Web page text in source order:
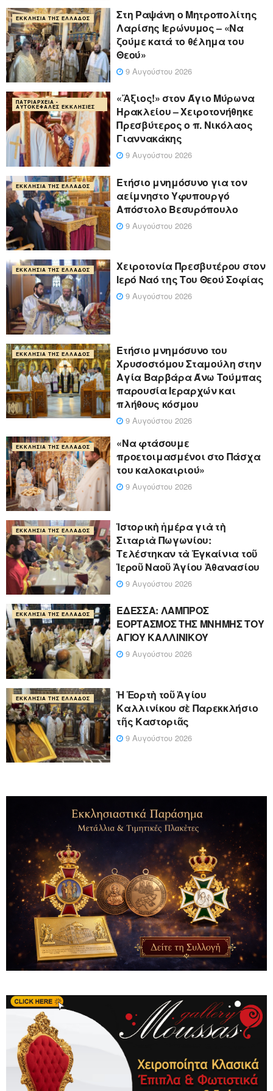
ΕΚΚΛΗΣΊΑ ΤΗΣ ΕΛΛΆΔΟΣ
Στη Ραψάνη ο Μητροπολίτης
Λαρίσης Ιερώνυμος – «Να
ζούμε κατά το θέλημα του
Θεού»
9 Αυγούστου 2026
ΠΑΤΡΙΑΡΧΕΊΑ -
ΑΥΤΟΚΈΦΑΛΕΣ ΕΚΚΛΗΣΊΕΣ
«Ἄξιος!» στον Άγιο Μύρωνα
Ηρακλείου – Χειροτονήθηκε
Πρεσβύτερος ο π. Νικόλαος
Γιαννακάκης
9 Αυγούστου 2026
ΕΚΚΛΗΣΊΑ ΤΗΣ ΕΛΛΆΔΟΣ
Ετήσιο μνημόσυνο για τον
αείμνηστο Υφυπουργό
Απόστολο Βεσυρόπουλο
9 Αυγούστου 2026
ΕΚΚΛΗΣΊΑ ΤΗΣ ΕΛΛΆΔΟΣ
Χειροτονία Πρεσβυτέρου στον
Ιερό Ναό της Του Θεού Σοφίας
9 Αυγούστου 2026
ΕΚΚΛΗΣΊΑ ΤΗΣ ΕΛΛΆΔΟΣ
Ετήσιο μνημόσυνο του
Χρυσοστόμου Σταμούλη στην
Αγία Βαρβάρα Άνω Τούμπας
παρουσία Ιεραρχών και
πλήθους κόσμου
9 Αυγούστου 2026
ΕΚΚΛΗΣΊΑ ΤΗΣ ΕΛΛΆΔΟΣ
«Να φτάσουμε
προετοιμασμένοι στο Πάσχα
του καλοκαιριού»
9 Αυγούστου 2026
ΕΚΚΛΗΣΊΑ ΤΗΣ ΕΛΛΆΔΟΣ
Ἱστορικὴ ἡμέρα γιὰ τὴ
Σιταριὰ Πωγωνίου:
Τελέστηκαν τὰ Ἐγκαίνια τοῦ
Ἱεροῦ Ναοῦ Ἁγίου Ἀθανασίου
9 Αυγούστου 2026
ΕΚΚΛΗΣΊΑ ΤΗΣ ΕΛΛΆΔΟΣ
ΕΔΕΣΣΑ: ΛΑΜΠΡΟΣ
ΕΟΡΤΑΣΜΟΣ ΤΗΣ ΜΝΗΜΗΣ ΤΟΥ
ΑΓΙΟΥ ΚΑΛΛΙΝΙΚΟΥ
9 Αυγούστου 2026
ΕΚΚΛΗΣΊΑ ΤΗΣ ΕΛΛΆΔΟΣ
Ἡ Ἑορτὴ τοῦ Ἁγίου
Καλλινίκου σὲ Παρεκκλήσιο
τῆς Καστοριᾶς
9 Αυγούστου 2026